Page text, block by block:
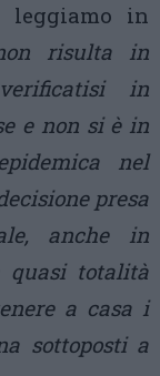
in
risulta in
in
e non si è in
nel
presa
anche in
quasi totalità
a casa i
sottoposti a